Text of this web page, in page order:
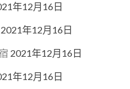
年12月16日
2021年12月16日
2021年12月16日
年12月16日